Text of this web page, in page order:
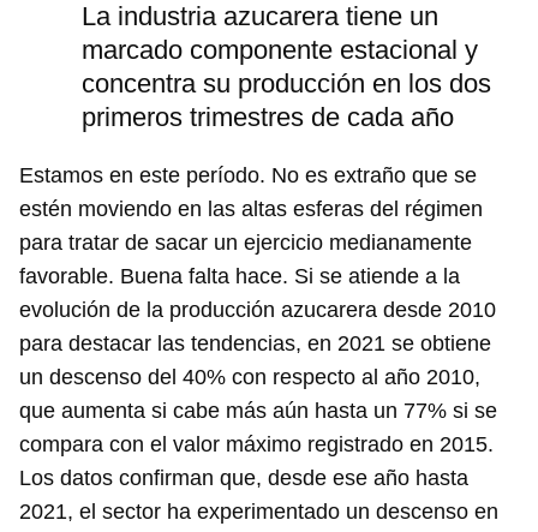
La industria azucarera tiene un
marcado componente estacional y
concentra su producción en los dos
primeros trimestres de cada año
Estamos en este período. No es extraño que se
estén moviendo en las altas esferas del régimen
para tratar de sacar un ejercicio medianamente
favorable. Buena falta hace. Si se atiende a la
evolución de la producción azucarera desde 2010
para destacar las tendencias, en 2021 se obtiene
un descenso del 40% con respecto al año 2010,
que aumenta si cabe más aún hasta un 77% si se
compara con el valor máximo registrado en 2015.
Los datos confirman que, desde ese año hasta
2021, el sector ha experimentado un descenso en